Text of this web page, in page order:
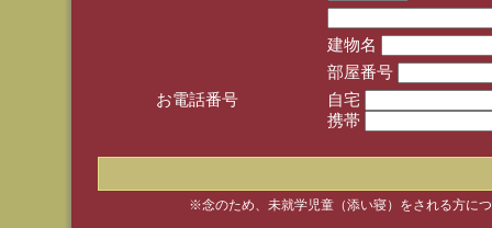
建物名
部屋番号
お電話番号
自宅
携帯
※念のため、未就学児童（添い寝）をされる方に